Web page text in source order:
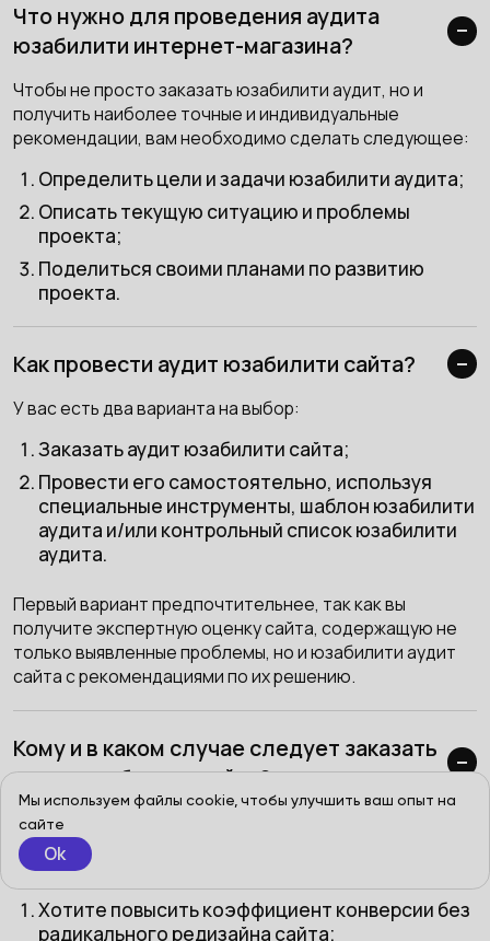
Мы используем файлы cookie, чтобы улучшить ваш опыт на
сайте
Ok
Что нужно для проведения аудита
юзабилити интернет-магазина?
Чтобы не просто заказать юзабилити аудит, но и
получить наиболее точные и индивидуальные
рекомендации, вам необходимо сделать следующее:
Определить цели и задачи юзабилити аудита;
Описать текущую ситуацию и проблемы
проекта;
Поделиться своими планами по развитию
проекта.
Как провести аудит юзабилити сайта?
У вас есть два варианта на выбор:
Заказать аудит юзабилити сайта;
Провести его самостоятельно, используя
специальные инструменты, шаблон юзабилити
аудита и/или контрольный список юзабилити
аудита.
Первый вариант предпочтительнее, так как вы
получите экспертную оценку сайта, содержащую не
только выявленные проблемы, но и юзабилити аудит
сайта с рекомендациями по их решению.
Кому и в каком случае следует заказать
аудит юзабилити сайта?
Исходя из нашего опыта, UX аудит — это запрос
клиента, и его стоит заказать, если вы намерены
достичь следующих целей:
Хотите повысить коэффициент конверсии без
радикального редизайна сайта;